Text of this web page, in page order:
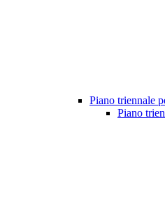
Piano triennale
Piano